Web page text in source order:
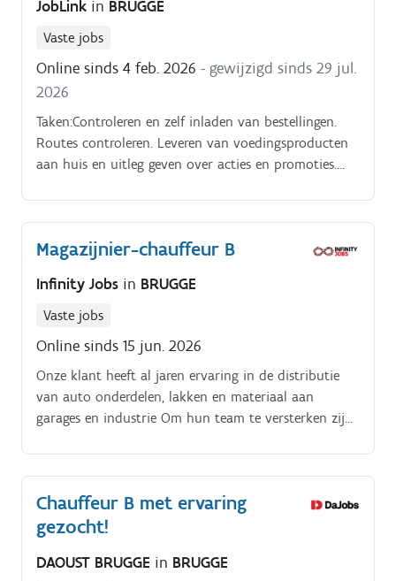
JobLink in BRUGGE
Vaste jobs
Online sinds 4 feb. 2026 - gewijzigd sinds 29 jul.
2026
Taken:Controleren en zelf inladen van bestellingen.
Routes controleren. Leveren van voedingsproducten
aan huis en uitleg geven over acties en promoties.
Magazijnier-chauffeur B
Infinity Jobs in BRUGGE
Vaste jobs
Online sinds 15 jun. 2026
Onze klant heeft al jaren ervaring in de distributie
van auto onderdelen, lakken en materiaal aan
garages en industrie Om hun team te versterken zijn
het aanleveren van de bestellingen aan de klanten
Goed en veilig laden en lossen van jouw voertuig Je
volgt de route volgens de vooropgestelde lijst
magazijn nadat je jouw route hebt afgewerkt
Chauffeur B met ervaring
gezocht!
DAOUST BRUGGE in BRUGGE